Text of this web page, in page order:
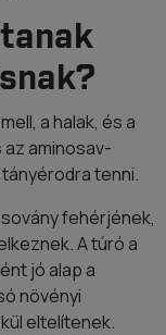
a halak, és a
aminosav-
tenni.
fehérjének,
A túró a
jó alap a
növényi
eltelítenek.